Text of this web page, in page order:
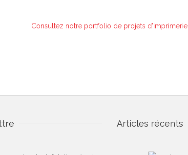
Consultez notre portfolio de projets d'imprimerie
Articles récents